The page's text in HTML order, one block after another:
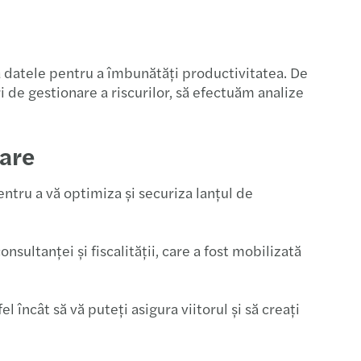
fiscale digitale
la Pilonul 2 al OCDE
datele pentru a îmbunătăți productivitatea. De
gestionare a riscurilor, să efectuăm analize
a vă optimiza și securiza lanțul de
și fiscalității, care a fost mobilizată
încât să vă puteți asigura viitorul și să creați